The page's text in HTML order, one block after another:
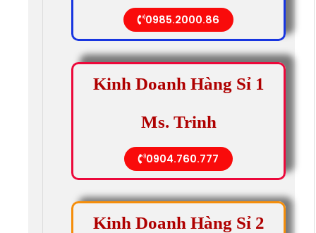
0985.2000.86
Kinh Doanh Hàng Sỉ 1
Ms. Trinh
0904.760.777
Kinh Doanh Hàng Sỉ 2